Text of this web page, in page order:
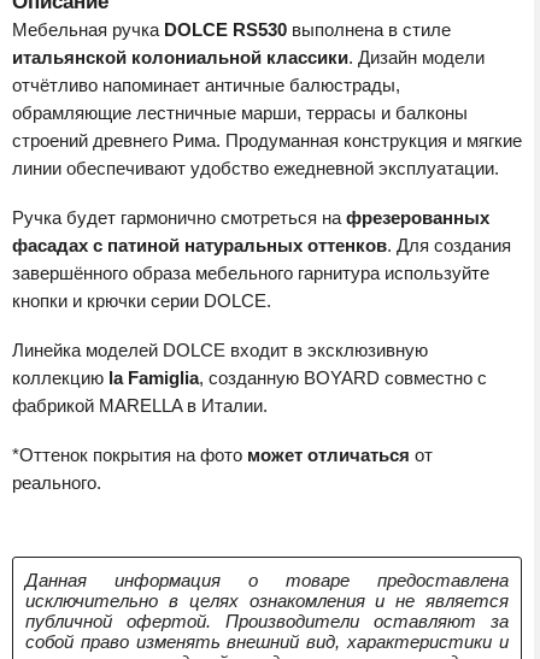
Мебельная ручка DOLCE RS530 выполнена в стиле
итальянской колониальной классики. Дизайн модели
отчётливо напоминает античные балюстрады,
обрамляющие лест­ничные марши, террасы и балконы
строений древнего Рима. Продуманная конструкция и мягкие
линии обеспечивают удобство ежедневной эксплуатации.
Ручка будет гармонично смотреться на фрезерованных
фасадах с патиной на­туральных оттенков. Для создания
завершённого образа мебельного гарнитура используйте
кнопки и крючки серии DOLCE.
Линейка моделей DOLCE входит в эксклюзивную
коллекцию la Famiglia, созданную BOYARD совместно с
фабрикой MARELLA в Италии.
*Оттенок покрытия на фото может отличаться от
реального.
Данная информация о товаре предоставлена
исключительно в целях ознакомления и не является
публичной офертой. Производители оставляют за
собой право изменять внешний вид, характеристики и